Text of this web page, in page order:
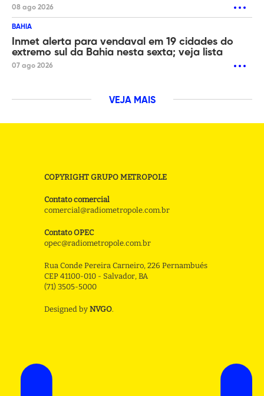
08 ago 2026
BAHIA
Inmet alerta para vendaval em 19 cidades do
extremo sul da Bahia nesta sexta; veja lista
07 ago 2026
VEJA MAIS
COPYRIGHT GRUPO METROPOLE
Contato comercial
comercial@radiometropole.com.br
Contato OPEC
opec@radiometropole.com.br
Rua Conde Pereira Carneiro, 226 Pernambués
CEP 41100-010 - Salvador, BA
(71) 3505-5000
Designed by NVGO.